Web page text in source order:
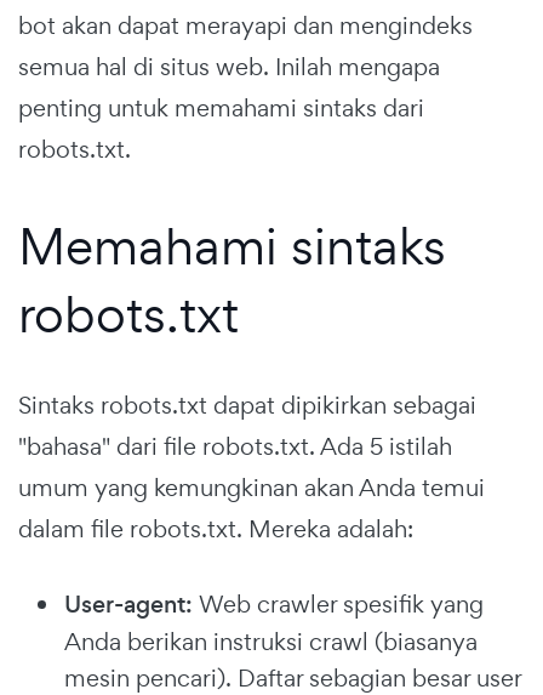
bot akan dapat merayapi dan mengindeks
semua hal di situs web. Inilah mengapa
penting untuk memahami sintaks dari
robots.txt.
Memahami sintaks
robots.txt
Sintaks robots.txt dapat dipikirkan sebagai
"bahasa" dari file robots.txt. Ada 5 istilah
umum yang kemungkinan akan Anda temui
dalam file robots.txt. Mereka adalah:
User-agent: Web crawler spesifik yang
Anda berikan instruksi crawl (biasanya
mesin pencari). Daftar sebagian besar user